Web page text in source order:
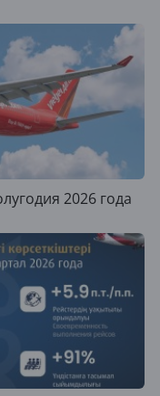
2026 года